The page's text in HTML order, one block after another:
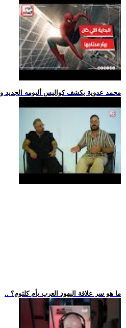
.. محمد عدوية يكشف كواليس ألبومه
.. ما هو سر علاقة اليهود العرب بأم كلثوم؟